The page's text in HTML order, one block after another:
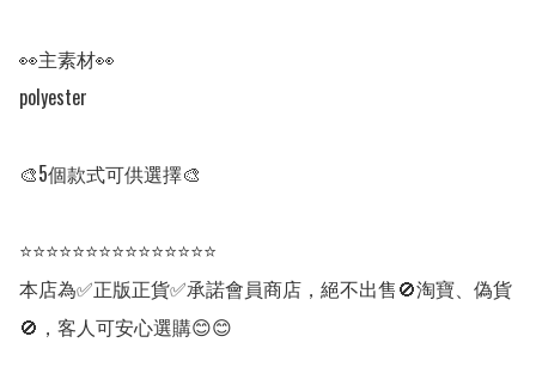
👀主素材👀
polyester
🎨5個款式可供選擇🎨
⭐⭐⭐⭐⭐⭐⭐⭐⭐⭐⭐⭐⭐⭐⭐
本店為✅正版正貨✅承諾會員商店，絕不出售🚫淘寶、偽貨
🚫，客人可安心選購😊😊